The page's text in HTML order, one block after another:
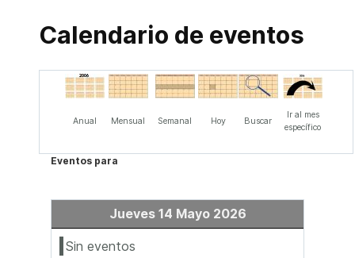
Calendario de eventos
Anual Mensual Semanal Hoy Buscar
Ir al mes
específico
Eventos para
Jueves 14 Mayo 2026
Sin eventos